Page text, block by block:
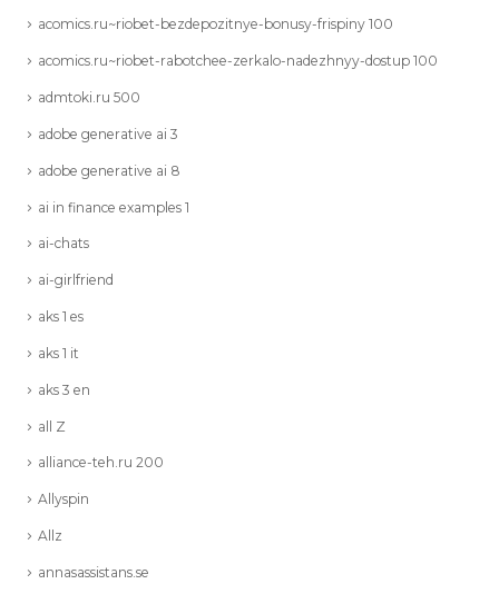
acomics.ru~riobet-bezdepozitnye-bonusy-frispiny 100
acomics.ru~riobet-rabotchee-zerkalo-nadezhnyy-dostup 100
admtoki.ru 500
adobe generative ai 3
adobe generative ai 8
ai in finance examples 1
ai-chats
ai-girlfriend
aks 1 es
aks 1 it
aks 3 en
all Z
alliance-teh.ru 200
Allyspin
Allz
annasassistans.se